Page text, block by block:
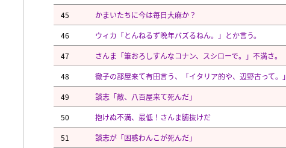
45
かまいたちに今は毎日大麻か？
46
ウィカ「とんねるず晩年バズるねん。」とか言う。
47
さんま「筆おろしすんなコナン、スシローで。」不満さ。
48
徹子の部屋来て有田言う、「イタリア的や、辺野古って。」
49
談志「敵、八百屋来て死んだ」
50
抱けぬ不満、最低！さんま腑抜けだ
51
談志が「困惑わんこが死んだ」